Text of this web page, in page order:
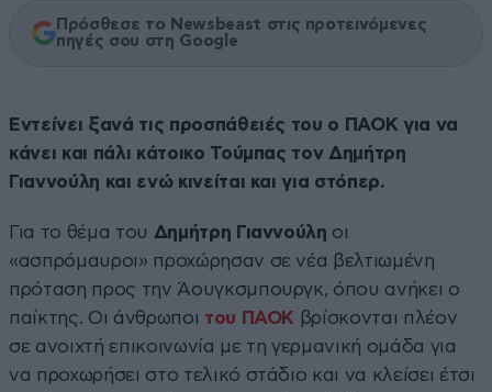
Πρόσθεσε το Newsbeast στις προτεινόμενες
πηγές σου στη Google
Εντείνει ξανά τις προσπάθειές του ο ΠΑΟΚ για να
κάνει και πάλι κάτοικο Τούμπας τον Δημήτρη
Γιαννούλη και ενώ κινείται και για στόπερ.
Για το θέμα του Δημήτρη Γιαννούλη οι
«ασπρόμαυροι» προχώρησαν σε νέα βελτιωμένη
πρόταση προς την Άουγκσμπουργκ, όπου ανήκει ο
παίκτης. Οι άνθρωποι του ΠΑΟΚ βρίσκονται πλέον
σε ανοιχτή επικοινωνία με τη γερμανική ομάδα για
να προχωρήσει στο τελικό στάδιο και να κλείσει έτσι